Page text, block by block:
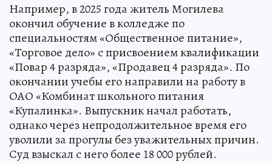
Например, в 2025 года житель Могилева
окончил обучение в колледже по
специальностям «Общественное питание»,
«Торговое дело» с присвоением квалификации
«Повар 4 разряда», «Продавец 4 разряда». По
окончании учебы его направили на работу в
ОАО «Комбинат школьного питания
«Купалинка». Выпускник начал работать,
однако через непродолжительное время его
уволили за прогулы без уважительных причин.
Суд взыскал с него более 18 000 рублей.